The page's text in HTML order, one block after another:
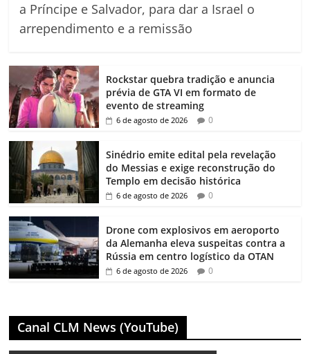
a Príncipe e Salvador, para dar a Israel o
arrependimento e a remissão
Rockstar quebra tradição e anuncia
prévia de GTA VI em formato de
evento de streaming
6 de agosto de 2026 0
Sinédrio emite edital pela revelação
do Messias e exige reconstrução do
Templo em decisão histórica
6 de agosto de 2026 0
Drone com explosivos em aeroporto
da Alemanha eleva suspeitas contra a
Rússia em centro logístico da OTAN
6 de agosto de 2026 0
Canal CLM News (YouTube)